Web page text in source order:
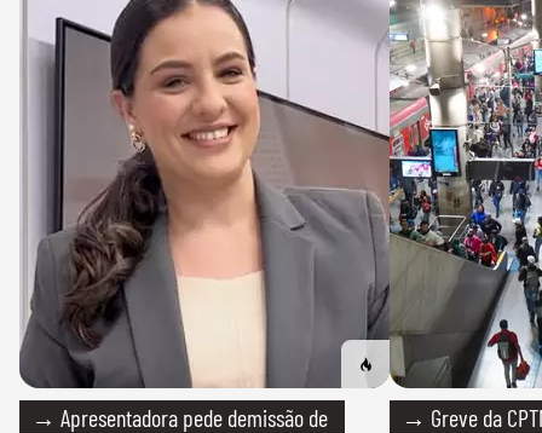
→ Apresentadora pede demissão de
→ Greve da